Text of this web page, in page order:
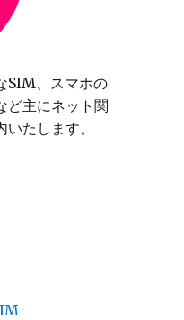
SIM、スマホの
ど主にネット関
たします。